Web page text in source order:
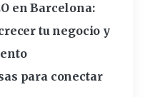
en Barcelona:
tu negocio y
para conectar